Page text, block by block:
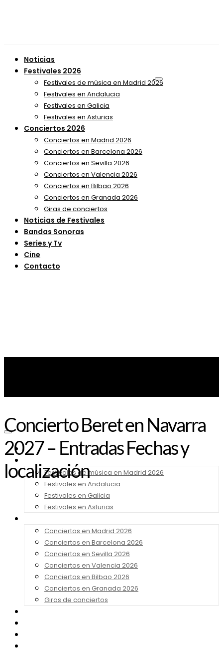
Noticias
Festivales 2026
Festivales de música en Madrid 2026
Festivales en Andalucia
Festivales en Galicia
Festivales en Asturias
Conciertos 2026
Conciertos en Madrid 2026
Conciertos en Barcelona 2026
Conciertos en Sevilla 2026
Conciertos en Valencia 2026
Conciertos en Bilbao 2026
Conciertos en Granada 2026
Giras de conciertos
Noticias de Festivales
Bandas Sonoras
Series y Tv
Cine
Contacto
Noticias
Festivales de música en Madrid 2026
Festivales en Andalucia
Festivales en Galicia
Festivales en Asturias
Conciertos en Madrid 2026
Conciertos en Barcelona 2026
Conciertos en Sevilla 2026
Conciertos en Valencia 2026
Conciertos en Bilbao 2026
Conciertos en Granada 2026
Giras de conciertos
Concierto Beret en Navarra
2027 – Entradas Fechas y
localización